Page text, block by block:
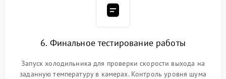
6. Финальное тестирование работы
Запуск холодильника для проверки скорости выхода на
заданную температуру в камерах. Контроль уровня шума